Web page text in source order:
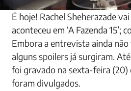
É hoje! Rachel Sheherazade
aconteceu em ‘A Fazenda 15’;
Embora a entrevista ainda
alguns spoilers já surgiram.
foi gravado na sexta-feira (20)
foram divulgados.